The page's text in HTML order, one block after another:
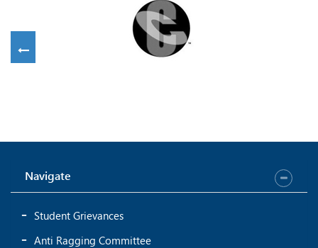
Navigate
Student Grievances
Anti Ragging Committee